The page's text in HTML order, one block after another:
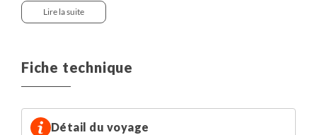
Les studios sont équipés d’un espace nuit avec 2 lits
simples, d’un canapé-lit pour une personne, de
et salle de bain privée.
Les produits utilisés pour les dîners (si vous optez pour
proviennent au maximum de l'île.
A 5 minutes de voiture de votre logement sur la route du
Lire la suite
Fiche technique
Détail du voyage